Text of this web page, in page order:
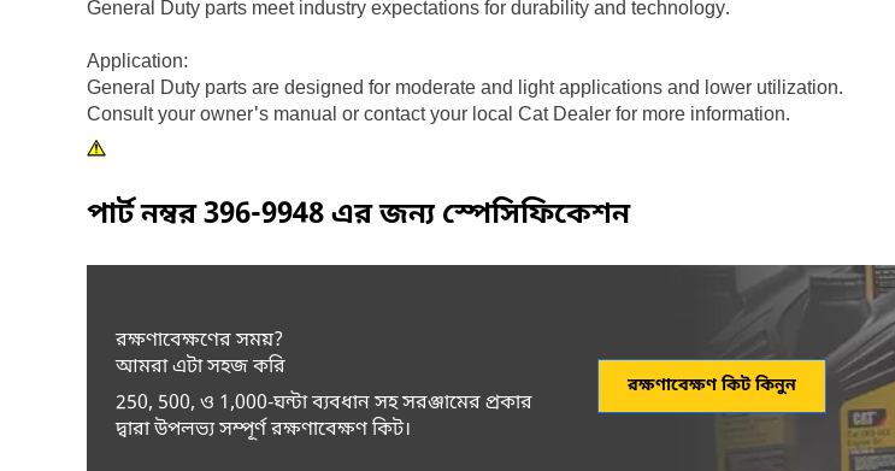
General Duty parts meet industry expectations for durability and technology.
Application:
General Duty parts are designed for moderate and light applications and lower utilization.
Consult your owner's manual or contact your local Cat Dealer for more information.
পার্ট নম্বর396-9948এর জন্য স্পেসিফিকেশন
রক্ষণাবেক্ষণের সময়?
আমরা এটা সহজ করি
250, 500, ও 1,000-ঘন্টা ব্যবধান সহ সরঞ্জামের প্রকার
দ্বারা উপলভ্য সম্পূর্ণ রক্ষণাবেক্ষণ কিট।
রক্ষণাবেক্ষণ কিট কিনুন